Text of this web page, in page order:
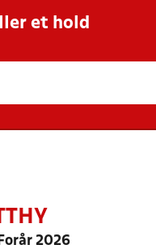
et hold
2026